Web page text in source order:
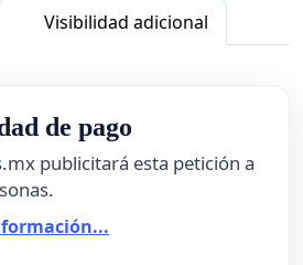
Visibilidad adicional
de pago
publicitará esta petición a